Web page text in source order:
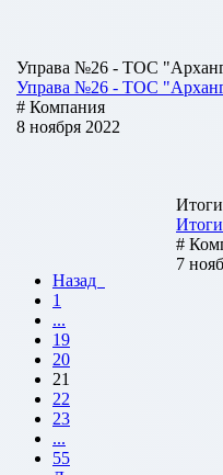
Управа №26 - ТОС
Управа №26 - ТОС
# Компания
8 ноября 2022
#
7
Назад
1
...
19
20
21
22
23
...
55